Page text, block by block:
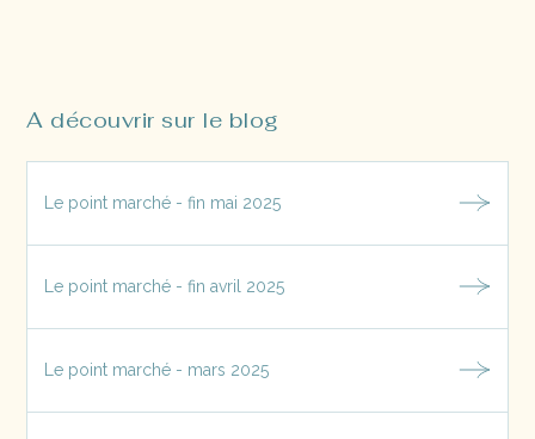
A découvrir sur le blog
Le point marché - fin mai 2025
Le point marché - fin avril 2025
Le point marché - mars 2025